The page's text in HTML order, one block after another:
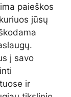
paieškos
jūsų
į savo
ir